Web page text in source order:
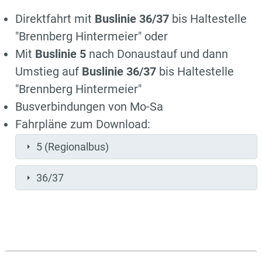
Direktfahrt mit Buslinie 36/37 bis Haltestelle
"Brennberg Hintermeier" oder
Mit Buslinie 5 nach Donaustauf und dann
Umstieg auf Buslinie 36/37 bis Haltestelle
"Brennberg Hintermeier"
Busverbindungen von Mo-Sa
Fahrpläne zum Download:
5 (Regionalbus)
36/37